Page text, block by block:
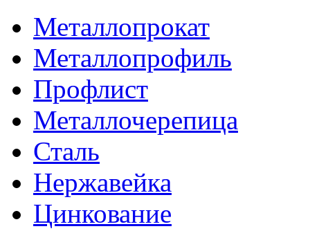
Металлопрокат
Металлопрофиль
Профлист
Металлочерепица
Сталь
Нержавейка
Цинкование